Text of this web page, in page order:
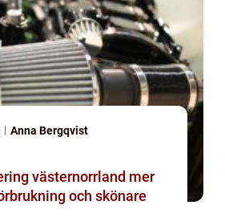
Anna Bergqvist
västernorrland mer
och skönare